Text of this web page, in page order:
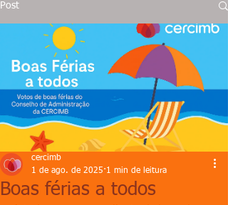
Post
Boas férias a todos
cercimb
1 de ago. de 2025 1 min de leitura